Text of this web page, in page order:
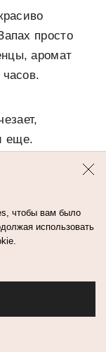
просто
аромат
еще.
это не очень
могут
чтобы вам было
использовать